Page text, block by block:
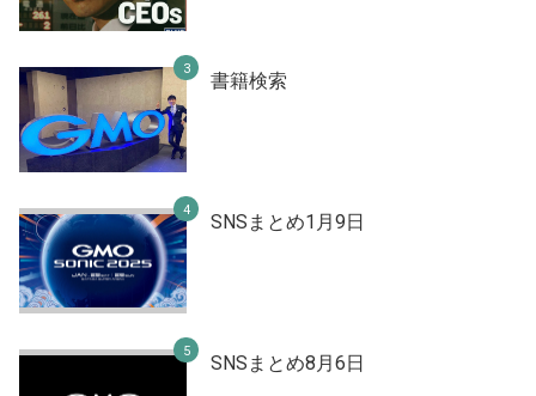
書籍検索
SNSまとめ1月9日
SNSまとめ8月6日